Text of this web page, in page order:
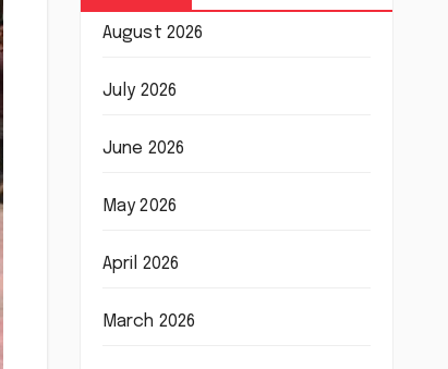
August 2026
July 2026
June 2026
May 2026
April 2026
March 2026